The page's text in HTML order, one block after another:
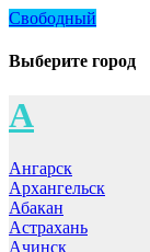
Свободный
Выберите город
А
Ангарск
Архангельск
Абакан
Астрахань
Ачинск